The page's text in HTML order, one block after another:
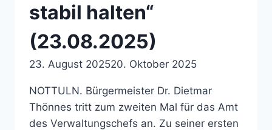
stabil halten“
(23.08.2025)
23. August 202520. Oktober 2025
NOTTULN. Bürgermeister Dr. Dietmar
Thönnes tritt zum zweiten Mal für das Amt
des Verwaltungschefs an. Zu seiner ersten